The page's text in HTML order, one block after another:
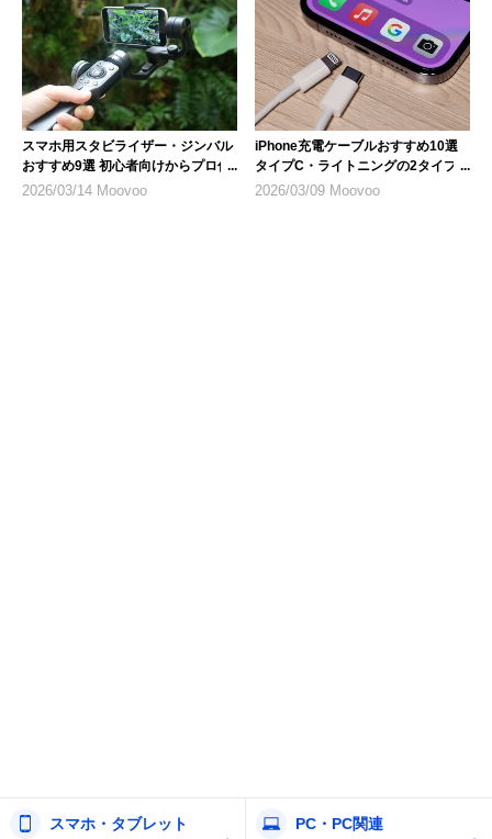
スマホ用スタビライザー・ジンバル
おすすめ9選 初心者向けからプロ仕
様まで
2026/03/14 Moovoo
iPhone充電ケーブルおすすめ10選
タイプC・ライトニングの2タイプ
を紹介
2026/03/09 Moovoo
スマホ・タブレット PC・PC関連